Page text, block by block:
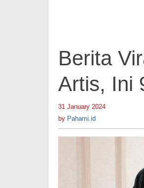
Berita
Artis, Ini
31 January 2024
by Pahami.id